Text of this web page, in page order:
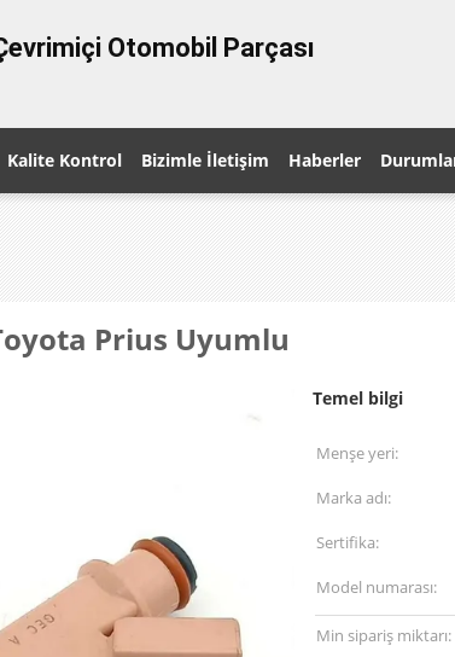
Otomobil Parçası
Kalite Kontrol Bizimle İletişim Haberler
Prius Uyumlu
Temel bilgi
Menşe yeri:
Marka adı:
Sertifika:
Model numarası:
Min sipariş miktarı: